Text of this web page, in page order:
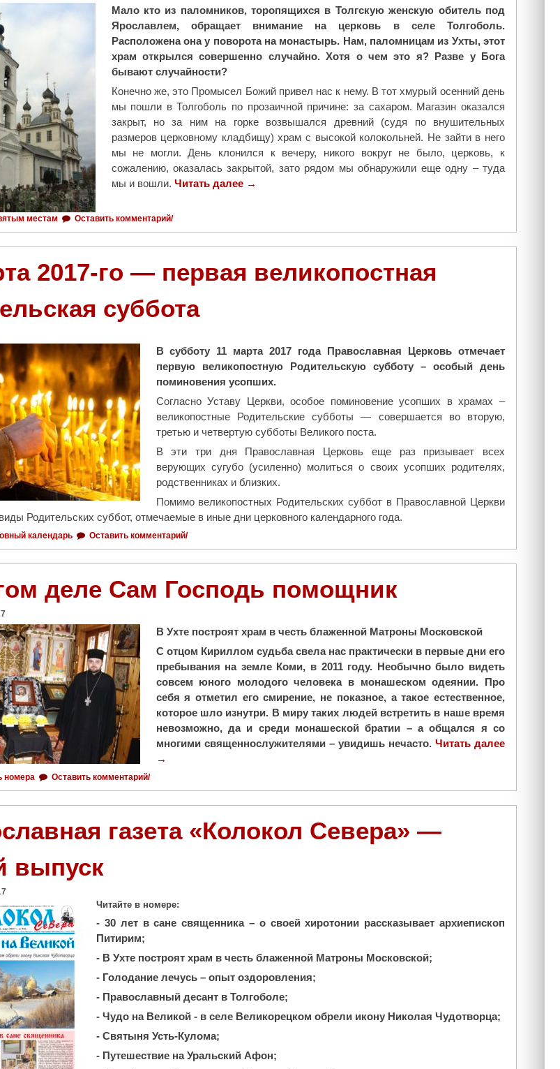
Мало кто из паломников, торопящихся в Толгскую женскую обитель под
Ярославлем, обращает внимание на церковь в селе Толгоболь.
Расположена она у поворота на монастырь. Нам, паломницам из Ухты, этот
храм открылся совершенно случайно. Хотя о чем это я? Разве у Бога
бывают случайности?
Конечно же, это Промысел Божий привел нас к нему. В тот хмурый осенний день
мы пошли в Толгоболь по прозаичной причине: за сахаром. Магазин оказался
закрыт, но за ним на горке возвышался древний (судя по внушительных
размеров церковному кладбищу) храм с высокой колокольней. Не зайти в него
мы не могли. День клонился к вечеру, никого вокруг не было, церковь, к
сожалению, оказалась закрытой, зато рядом мы обнаружили еще одну – туда
мы и вошли. Читать далее "
а
г
а
д
Т
о
л
г
о
е
м
→
местам Оставить комментарий/
2017-го — первая великопостная
суббота
В субботу 11 марта 2017 года Православная Церковь отмечает
первую великопостную Родительскую субботу – особый день
поминовения усопших.
Согласно Уставу Церкви, особое поминовение усопших в храмах –
великопостные Родительские субботы — совершается во вторую,
третью и четвертую субботы Великого поста.
В эти три дня Православная Церковь еще раз призывает всех
верующих сугубо (усиленно) молиться о своих усопших родителях,
родственниках и близких.
Помимо великопостных Родительских суббот в Православной Церкви
Родительских суббот, отмечаемые в иные дни церковного календарного года.
календарь Оставить комментарий/
деле Сам Господь помощник
В Ухте построят храм в честь блаженной Матроны Московской
С отцом Кириллом судьба свела нас практически в первые дни его
пребывания на земле Коми, в 2011 году. Необычно было видеть
совсем юного молодого человека в монашеском одеянии. Про
себя я отметил его смирение, не показное, а такое естественное,
которое шло изнутри. В миру таких людей встретить в наше время
невозможно, да и среди монашеской братии – а общался я со
многими священнослужителями – увидишь нечасто. Читать далее
л
а
→
номера Оставить комментарий/
газета «Колокол Севера» —
выпуск
Читайте в номере:
- 30 лет в сане священника – о своей хиротонии рассказывает архиепископ
Питирим;
- В Ухте построят храм в честь блаженной Матроны Московской;
- Голодание лечусь – опыт оздоровления;
- Православный десант в Толгоболе;
- Чудо на Великой - в селе Великорецком обрели икону Николая Чудотворца;
- Святыня Усть-Кулома;
- Путешествие на Уральский Афон;